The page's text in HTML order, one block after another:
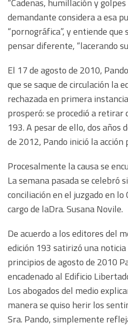
“Cadenas, humillación y golpes
demandante considera a esa
“pornográfica”, y entiende que
pensar diferente, “lacerando
El 17 de agosto de 2010,
que se saque de circulación la
rechazada en primera
prosperó: se procedió a retirar
193. A pesar de ello, dos años
de 2012, Pando inició la acción
Procesalmente la causa se
La semana pasada se celebró
conciliación en el juzgado en
cargo de laDra. Susana Novile.
De acuerdo a los editores del
edición 193 satirizó una
principios de agosto de 2010
encadenado al Edificio
Los abogados del medio
manera se quiso herir los
Sra. Pando, simplemente